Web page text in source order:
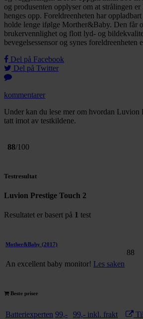
og produsenten opplyser om at strålingen
henges opp. Foreldreenheten har
holde lenge ifølge Morther&Baby. Den får
brukervennlighet og flott lyd- og
bevegelsessensor og synes foreldreenheten
Del på Facebook
Del på Twitter
kommentarer
Under kan du lese mer om hvordan Luvion
tatt imot av testkildene.
88/100
Testresultat
Luvion Prestige Touch 2
Resultatet er basert på 1 test
Mother&Baby (2017)
An excellent baby monitor! Les saken
88
Beste priser
Batteriexperten 99,- 99,- inkl. frakt